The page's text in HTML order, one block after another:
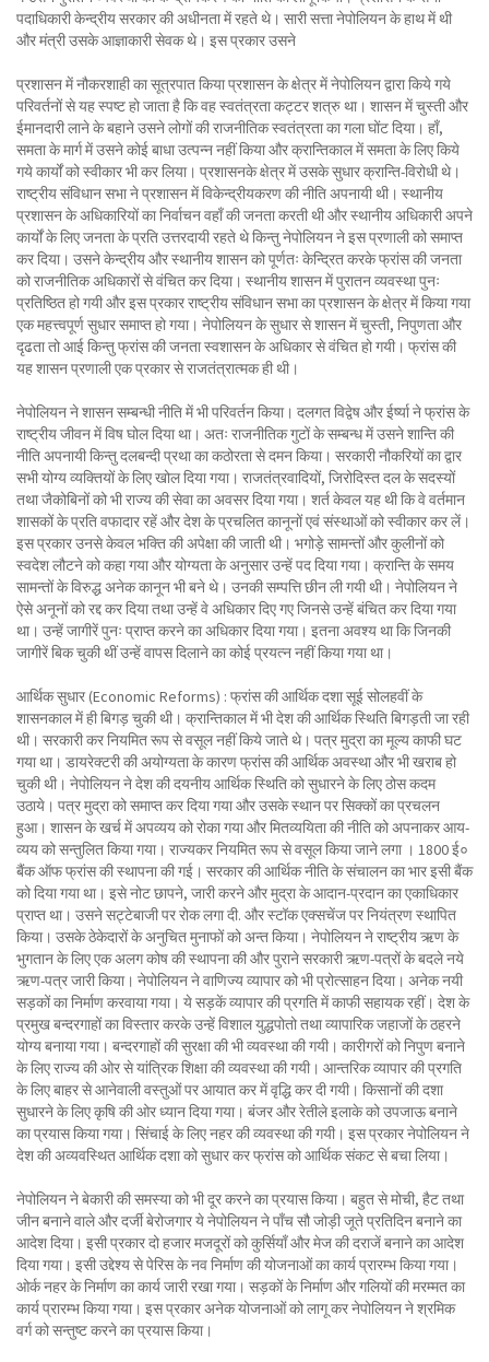
पदाधिकारी केन्द्रीय सरकार की अधीनता में रहते थे। सारी सत्ता नेपोलियन के हाथ में थी
और मंत्री उसके आज्ञाकारी सेवक थे। इस प्रकार उसने
प्रशासन में नौकरशाही का सूत्रपात किया प्रशासन के क्षेत्र में नेपोलियन द्वारा किये गये
परिवर्तनों से यह स्पष्ट हो जाता है कि वह स्वतंत्रता कट्टर शत्रु था। शासन में चुस्ती और
ईमानदारी लाने के बहाने उसने लोगों की राजनीतिक स्वतंत्रता का गला घोंट दिया। हाँ,
समता के मार्ग में उसने कोई बाधा उत्पन्न नहीं किया और क्रान्तिकाल में समता के लिए किये
गये कार्यों को स्वीकार भी कर लिया। प्रशासनके क्षेत्र में उसके सुधार क्रान्ति-विरोधी थे।
राष्ट्रीय संविधान सभा ने प्रशासन में विकेन्द्रीयकरण की नीति अपनायी थी। स्थानीय
प्रशासन के अधिकारियों का निर्वाचन वहाँ की जनता करती थी और स्थानीय अधिकारी अपने
कार्यों के लिए जनता के प्रति उत्तरदायी रहते थे किन्तु नेपोलियन ने इस प्रणाली को समाप्त
कर दिया। उसने केन्द्रीय और स्थानीय शासन को पूर्णतः केन्द्रित करके फ्रांस की जनता
को राजनीतिक अधिकारों से वंचित कर दिया। स्थानीय शासन में पुरातन व्यवस्था पुनः
प्रतिष्ठित हो गयी और इस प्रकार राष्ट्रीय संविधान सभा का प्रशासन के क्षेत्र में किया गया
एक महत्त्वपूर्ण सुधार समाप्त हो गया। नेपोलियन के सुधार से शासन में चुस्ती, निपुणता और
दृढता तो आई किन्तु फ्रांस की जनता स्वशासन के अधिकार से वंचित हो गयी। फ्रांस की
यह शासन प्रणाली एक प्रकार से राजतंत्रात्मक ही थी।
नेपोलियन ने शासन सम्बन्धी नीति में भी परिवर्तन किया। दलगत विद्वेष और ईर्ष्या ने फ्रांस के
राष्ट्रीय जीवन में विष घोल दिया था। अतः राजनीतिक गुटों के सम्बन्ध में उसने शान्ति की
नीति अपनायी किन्तु दलबन्दी प्रथा का कठोरता से दमन किया। सरकारी नौकरियों का द्वार
सभी योग्य व्यक्तियों के लिए खोल दिया गया। राजतंत्रवादियों, जिरोदिस्त दल के सदस्यों
तथा जैकोबिनों को भी राज्य की सेवा का अवसर दिया गया। शर्त केवल यह थी कि वे वर्तमान
शासकों के प्रति वफादार रहें और देश के प्रचलित कानूनों एवं संस्थाओं को स्वीकार कर लें।
इस प्रकार उनसे केवल भक्ति की अपेक्षा की जाती थी। भगोड़े सामन्तों और कुलीनों को
स्वदेश लौटने को कहा गया और योग्यता के अनुसार उन्हें पद दिया गया। क्रान्ति के समय
सामन्तों के विरुद्ध अनेक कानून भी बने थे। उनकी सम्पत्ति छीन ली गयी थी। नेपोलियन ने
ऐसे अनूनों को रद्द कर दिया तथा उन्हें वे अधिकार दिए गए जिनसे उन्हें बंचित कर दिया गया
था। उन्हें जागीरें पुनः प्राप्त करने का अधिकार दिया गया। इतना अवश्य था कि जिनकी
जागीरें बिक चुकी थीं उन्हें वापस दिलाने का कोई प्रयत्न नहीं किया गया था।
आर्थिक सुधार (Economic Reforms) : फ्रांस की आर्थिक दशा सूई सोलहवीं के
शासनकाल में ही बिगड़ चुकी थी। क्रान्तिकाल में भी देश की आर्थिक स्थिति बिगड़ती जा रही
थी। सरकारी कर नियमित रूप से वसूल नहीं किये जाते थे। पत्र मुद्रा का मूल्य काफी घट
गया था। डायरेक्टरी की अयोग्यता के कारण फ्रांस की आर्थिक अवस्था और भी खराब हो
चुकी थी। नेपोलियन ने देश की दयनीय आर्थिक स्थिति को सुधारने के लिए ठोस कदम
उठाये। पत्र मुद्रा को समाप्त कर दिया गया और उसके स्थान पर सिक्कों का प्रचलन
हुआ। शासन के खर्च में अपव्यय को रोका गया और मितव्ययिता की नीति को अपनाकर आय-
व्यय को सन्तुलित किया गया। राज्यकर नियमित रूप से वसूल किया जाने लगा । 1800 ई०
बैंक ऑफ फ्रांस की स्थापना की गई। सरकार की आर्थिक नीति के संचालन का भार इसी बैंक
को दिया गया था। इसे नोट छापने, जारी करने और मुद्रा के आदान-प्रदान का एकाधिकार
प्राप्त था। उसने सट्टेबाजी पर रोक लगा दी. और स्टॉक एक्सचेंज पर नियंत्रण स्थापित
किया। उसके ठेकेदारों के अनुचित मुनाफों को अन्त किया। नेपोलियन ने राष्ट्रीय ऋण के
भुगतान के लिए एक अलग कोष की स्थापना की और पुराने सरकारी ऋण-पत्रों के बदले नये
ऋण-पत्र जारी किया। नेपोलियन ने वाणिज्य व्यापार को भी प्रोत्साहन दिया। अनेक नयी
सड़कों का निर्माण करवाया गया। ये सड़कें व्यापार की प्रगति में काफी सहायक रहीं। देश के
प्रमुख बन्दरगाहों का विस्तार करके उन्हें विशाल युद्धपोतो तथा व्यापारिक जहाजों के ठहरने
योग्य बनाया गया। बन्दरगाहों की सुरक्षा की भी व्यवस्था की गयी। कारीगरों को निपुण बनाने
के लिए राज्य की ओर से यांत्रिक शिक्षा की व्यवस्था की गयी। आन्तरिक व्यापार की प्रगति
के लिए बाहर से आनेवाली वस्तुओं पर आयात कर में वृद्धि कर दी गयी। किसानों की दशा
सुधारने के लिए कृषि की ओर ध्यान दिया गया। बंजर और रेतीले इलाके को उपजाऊ बनाने
का प्रयास किया गया। सिंचाई के लिए नहर की व्यवस्था की गयी। इस प्रकार नेपोलियन ने
देश की अव्यवस्थित आर्थिक दशा को सुधार कर फ्रांस को आर्थिक संकट से बचा लिया।
नेपोलियन ने बेकारी की समस्या को भी दूर करने का प्रयास किया। बहुत से मोची, हैट तथा
जीन बनाने वाले और दर्जी बेरोजगार ये नेपोलियन ने पाँच सौ जोड़ी जूते प्रतिदिन बनाने का
आदेश दिया। इसी प्रकार दो हजार मजदूरों को कुर्सियाँ और मेज की दराजें बनाने का आदेश
दिया गया। इसी उद्देश्य से पेरिस के नव निर्माण की योजनाओं का कार्य प्रारम्भ किया गया।
ओर्क नहर के निर्माण का कार्य जारी रखा गया। सड़कों के निर्माण और गलियों की मरम्मत का
कार्य प्रारम्भ किया गया। इस प्रकार अनेक योजनाओं को लागू कर नेपोलियन ने श्रमिक
वर्ग को सन्तुष्ट करने का प्रयास किया।